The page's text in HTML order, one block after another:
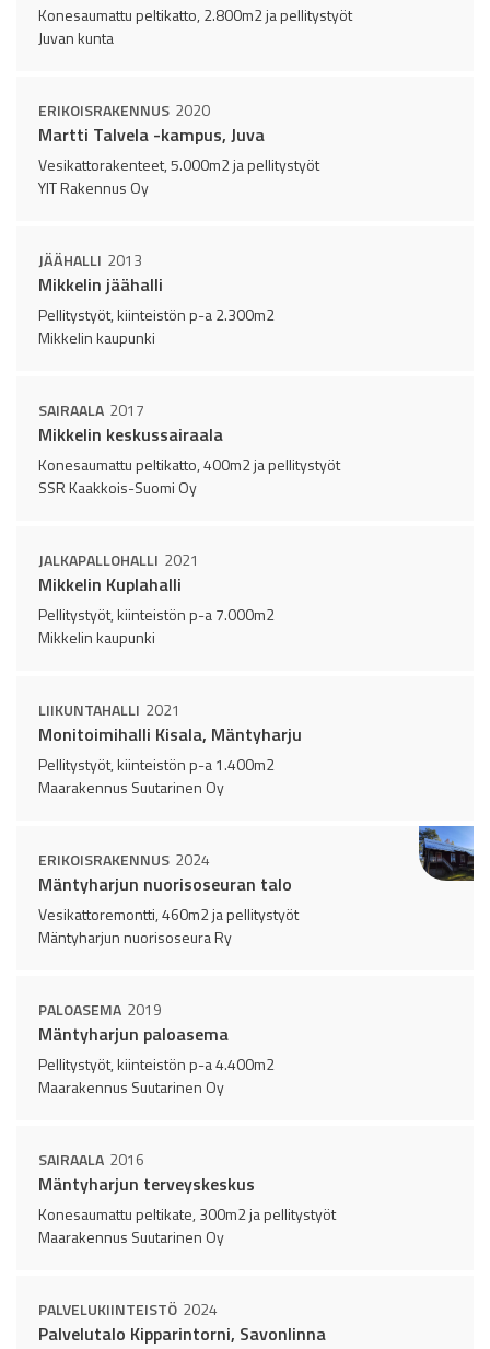
Konesaumattu peltikatto, 2.800m2 ja pellitystyöt
Juvan kunta
ERIKOISRAKENNUS 2020
Martti Talvela -kampus, Juva
Vesikattorakenteet, 5.000m2 ja pellitystyöt
YIT Rakennus Oy
JÄÄHALLI 2013
Mikkelin jäähalli
Pellitystyöt, kiinteistön p-a 2.300m2
Mikkelin kaupunki
SAIRAALA 2017
Mikkelin keskussairaala
Konesaumattu peltikatto, 400m2 ja pellitystyöt
SSR Kaakkois-Suomi Oy
JALKAPALLOHALLI 2021
Mikkelin Kuplahalli
Pellitystyöt, kiinteistön p-a 7.000m2
Mikkelin kaupunki
LIIKUNTAHALLI 2021
Monitoimihalli Kisala, Mäntyharju
Pellitystyöt, kiinteistön p-a 1.400m2
Maarakennus Suutarinen Oy
ERIKOISRAKENNUS 2024
Mäntyharjun nuorisoseuran talo
Vesikattoremontti, 460m2 ja pellitystyöt
Mäntyharjun nuorisoseura Ry
PALOASEMA 2019
Mäntyharjun paloasema
Pellitystyöt, kiinteistön p-a 4.400m2
Maarakennus Suutarinen Oy
SAIRAALA 2016
Mäntyharjun terveyskeskus
Konesaumattu peltikate, 300m2 ja pellitystyöt
Maarakennus Suutarinen Oy
PALVELUKIINTEISTÖ 2024
Palvelutalo Kipparintorni, Savonlinna